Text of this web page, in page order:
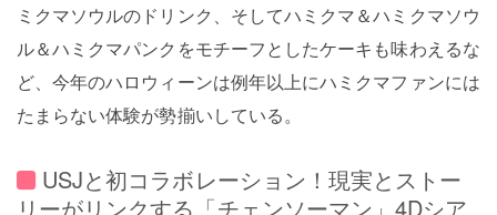
ミクマソウルのドリンク、そしてハミクマ＆ハミクマソウ
ル＆ハミクマパンクをモチーフとしたケーキも味わえるな
ど、今年のハロウィーンは例年以上にハミクマファンには
たまらない体験が勢揃いしている。
USJと初コラボレーション！現実とストー
リーがリンクする「チェンソーマン」4Dシア